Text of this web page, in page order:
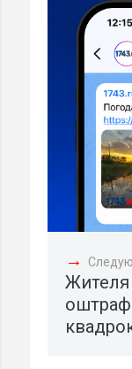
→
Жителя